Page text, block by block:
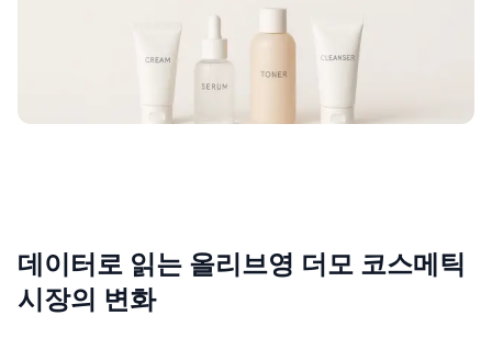
데이터로 읽는 올리브영 더모 코스메틱
시장의 변화